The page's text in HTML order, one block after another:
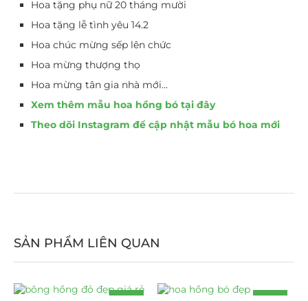
Hoa tặng phụ nữ 20 tháng mười
Hoa tặng lễ tình yêu 14.2
Hoa chúc mừng sếp lên chức
Hoa mừng thượng thọ
Hoa mừng tân gia nhà mới…
Xem thêm mẫu hoa hồng bó tại đây
Theo dõi Instagram để cập nhật mẫu bó hoa mới
SẢN PHẨM LIÊN QUAN
-14% -8%